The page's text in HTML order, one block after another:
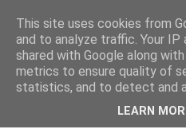
blogOBR
03 febrero 2009
Ya está disponible
This site uses cookies from
and to analyze traffic. Your IP
shared with Google along
metrics to ensure quality of
statistics, and to detect and
LEARN